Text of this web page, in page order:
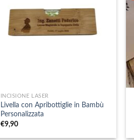
INCISIONE LASER
Livella con Apribottiglie in Bambù
Personalizzata
€9,90